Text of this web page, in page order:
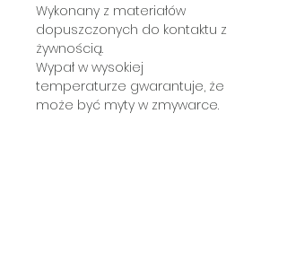
Wykonany z materiałów
dopuszczonych do kontaktu z
żywnością.
Wypał w wysokiej
temperaturze gwarantuje, że
może być myty w zmywarce.